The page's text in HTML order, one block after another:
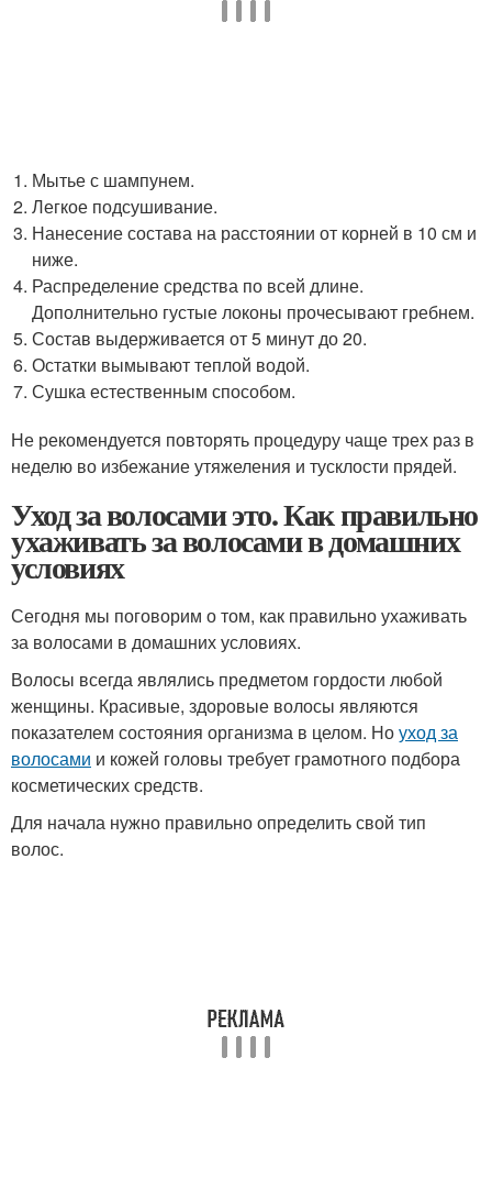
Мытье с шампунем.
Легкое подсушивание.
Нанесение состава на расстоянии от корней в 10 см и
ниже.
Распределение средства по всей длине.
Дополнительно густые локоны прочесывают гребнем.
Состав выдерживается от 5 минут до 20.
Остатки вымывают теплой водой.
Сушка естественным способом.
Не рекомендуется повторять процедуру чаще трех раз в
неделю во избежание утяжеления и тусклости прядей.
Уход за волосами это. Как правильно
ухаживать за волосами в домашних
условиях
Сегодня мы поговорим о том, как правильно ухаживать
за волосами в домашних условиях.
Волосы всегда являлись предметом гордости любой
женщины. Красивые, здоровые волосы являются
показателем состояния организма в целом. Ноуход за
волосами и кожей головы требует грамотного подбора
косметических средств.
Для начала нужно правильно определить свой тип
волос.